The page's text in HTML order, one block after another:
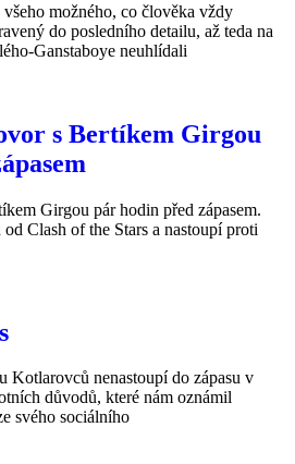
možného, co člověka vždy
do posledního detailu, až teda na
Ganstaboye neuhlídali
s Bertíkem Girgou
Girgou pár hodin před zápasem.
Clash of the Stars a nastoupí proti
Kotlarovců nenastoupí do zápasu v
důvodů, které nám oznámil
svého sociálního